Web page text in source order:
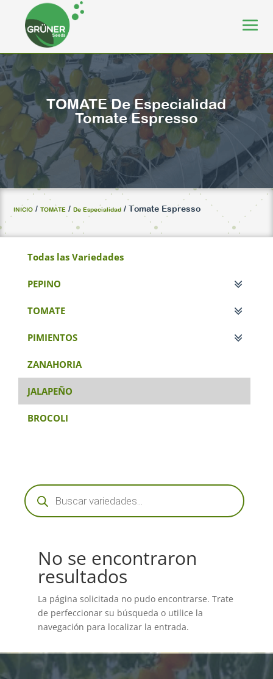
TOMATE De Especialidad
Tomate Espresso
INICIO /TOMATE /De Especialidad / Tomate Espresso
Todas las Variedades
PEPINO
TOMATE
PIMIENTOS
ZANAHORIA
JALAPEÑO
BROCOLI
Búsqueda
de
productos
No se encontraron
resultados
La página solicitada no pudo encontrarse. Trate
de perfeccionar su búsqueda o utilice la
navegación para localizar la entrada.